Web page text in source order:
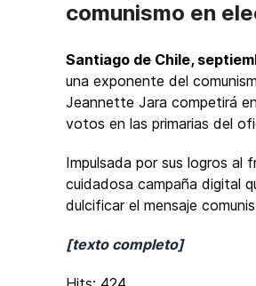
comunismo en
Santiago de Chile,
una exponente del
Jeannette Jara competirá
votos en las primarias del
Impulsada por sus logros al
cuidadosa campaña digital
dulcificar el mensaje
[texto completo]